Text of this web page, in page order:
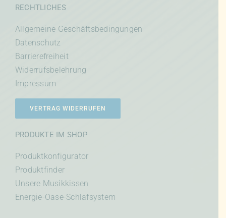
RECHTLICHES
Allgemeine Geschäftsbedingungen
Datenschutz
Barrierefreiheit
Widerrufsbelehrung
Impressum
VERTRAG WIDERRUFEN
PRODUKTE IM SHOP
Produktkonfigurator
Produktfinder
Unsere Musikkissen
Energie-Oase-Schlafsystem